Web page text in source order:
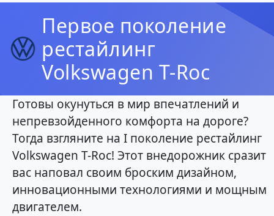
Первое поколение
рестайлинг
Volkswagen T-Roc
Готовы окунуться в мир впечатлений и
непревзойденного комфорта на дороге?
Тогда взгляните на I поколение рестайлинг
Volkswagen T-Roc! Этот внедорожник сразит
вас наповал своим броским дизайном,
инновационными технологиями и мощным
двигателем.